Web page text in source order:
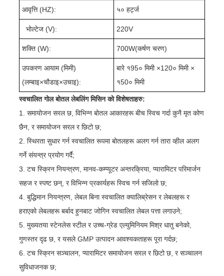
आवृत्ति (HZ): ५० हर्ट्ज
भोल्टेज (V): 220V
शक्ति (W): 700W(कर्षण चरण)
उपकरण आयाम (मिमी)
(लम्बाइ×चौडाइ×उचाइ):
बारे १95० मिमी ×1 20० मिमी ×
१50० मिमी
स्वचालित गोल बोतल लेबलिंग मिसिन को विशेषताहरु:
1. समायोजन सरल छ, विभिन्न बोतल आकारहरू बीच स्विच गर्दा कुनै मृत कोण
छैन, र समायोजन सरल र छिटो छ;
2. स्थिरता सुधार गर्न स्वचालित रूपमा बोतलहरू अलग गर्न तारा व्हील अलग
गर्ने संयन्त्र प्रयोग गर्दै;
3. टच स्क्रिन नियन्त्रण, मानव-कम्प्यूटर अन्तरक्रिया, प्यारामिटर परिमार्जन
सहज र स्पष्ट छन्, र विभिन्न प्रकार्यहरू स्विच गर्न सजिलो छ;
4. बुद्धिमान नियन्त्रण, लेबल बिना स्वचालित क्यालिब्रेसन र लेबलहरू र
हराएको लेबलहरू बर्बाद हुनबाट जोगिन स्वचालित लेबल पत्ता लगाउने;
5. मुख्यतया स्टेनलेस स्टील र उच्च-ग्रेड एल्युमिनियम मिश्र धातु बनेको,
गुणस्तर दृढ छ, र यसले GMP उत्पादन आवश्यकताहरू पूरा गर्दछ;
6. टच स्क्रिन सञ्चालन, प्यारामिटर समायोजन सरल र छिटो छ, र सञ्चालन
सुविधाजनक छ;